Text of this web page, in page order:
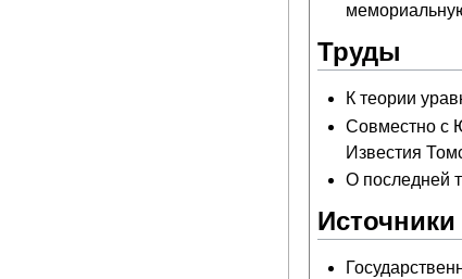
Труды
К теории
Совместно с
Известия
О последней